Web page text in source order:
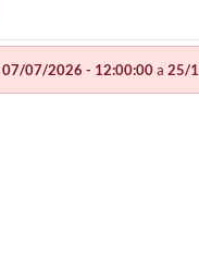
07/07/2026 - 12:00:00a 25/